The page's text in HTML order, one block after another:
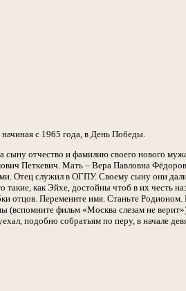
с 1965 года, в День Победы.
сыну отчество и фамилию своего нового
Петкевич. Мать – Вера Павловна
Отец служил в ОГПУ. Своему сыну они
как Эйхе, достойны чтоб в их честь
отцов. Перемените имя. Станьте
(вспомните фильм «Москва слезам не
подобно собратьям по перу, в начале